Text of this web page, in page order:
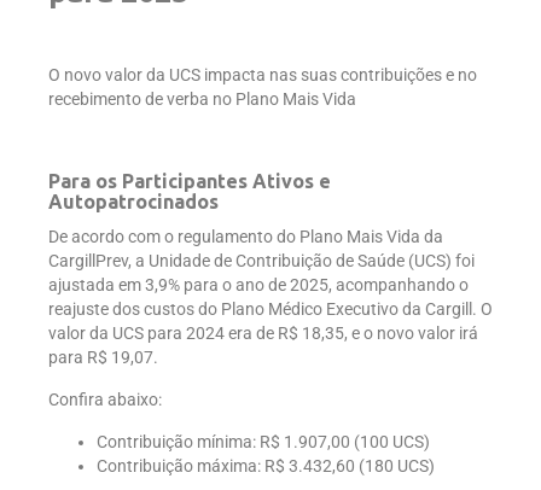
O novo valor da UCS impacta nas suas contribuições e no
recebimento de verba no Plano Mais Vida
Para os Participantes Ativos e
Autopatrocinados
De acordo com o regulamento do Plano Mais Vida da
CargillPrev, a Unidade de Contribuição de Saúde (UCS) foi
ajustada em 3,9% para o ano de 2025, acompanhando o
reajuste dos custos do Plano Médico Executivo da Cargill. O
valor da UCS para 2024 era de R$ 18,35, e o novo valor irá
para R$ 19,07.
Confira abaixo:
Contribuição mínima: R$ 1.907,00 (100 UCS)
Contribuição máxima: R$ 3.432,60 (180 UCS)